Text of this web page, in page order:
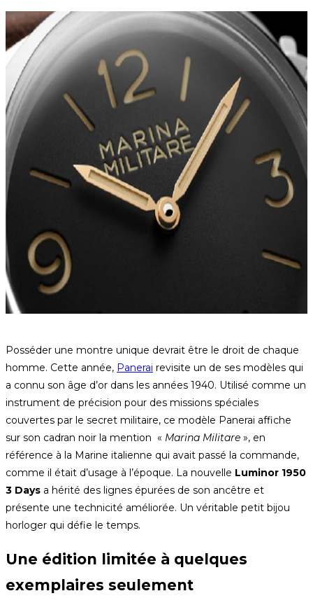
Posséder une montre unique devrait être le droit de chaque
homme. Cette année, Panerai revisite un de ses modèles qui
a connu son âge d’or dans les années 1940. Utilisé comme un
instrument de précision pour des missions spéciales
couvertes par le secret militaire, ce modèle Panerai affiche
sur son cadran noir la mention « Marina Militare », en
référence à la Marine italienne qui avait passé la commande,
comme il était d’usage à l’époque. La nouvelle Luminor 1950
3 Days a hérité des lignes épurées de son ancêtre et
présente une technicité améliorée. Un véritable petit bijou
horloger qui défie le temps.
Une édition limitée à quelques
exemplaires seulement